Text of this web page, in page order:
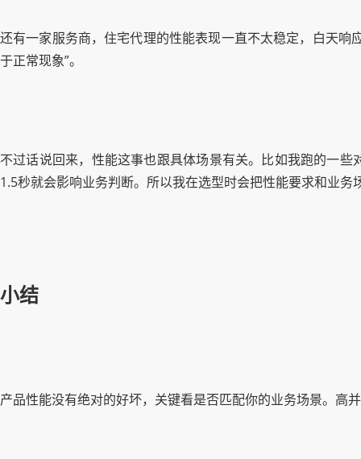
还有一家服务商，住宅代理的性能表现一直不太稳定，白天
于正常现象”。
不过话说回来，性能这事也跟具体场景有关。比如我跑的一
1.5秒就会影响业务判断。所以我在选型时会把性能要求和业
小结
产品性能没有绝对的好坏，关键看是否匹配你的业务场景。高